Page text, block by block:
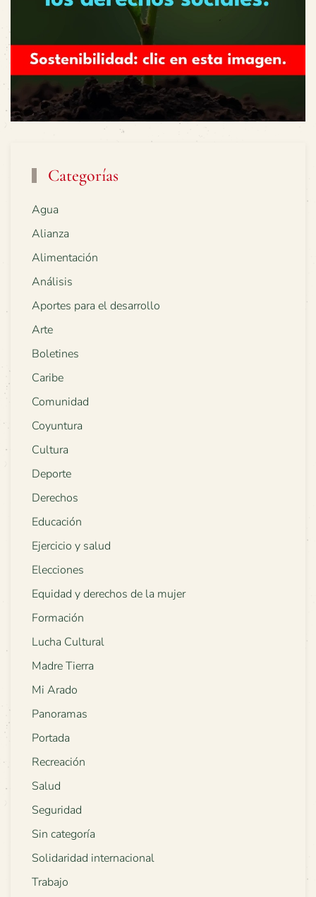
Categorías
Agua
Alianza
Alimentación
Análisis
Aportes para el desarrollo
Arte
Boletines
Caribe
Comunidad
Coyuntura
Cultura
Deporte
Derechos
Educación
Ejercicio y salud
Elecciones
Equidad y derechos de la mujer
Formación
Lucha Cultural
Madre Tierra
Mi Arado
Panoramas
Portada
Recreación
Salud
Seguridad
Sin categoría
Solidaridad internacional
Trabajo